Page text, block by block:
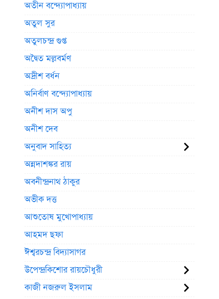
অতীন বন্দ্যোপাধ্যায়
অতুল সুর
অতুলচন্দ্র গুপ্ত
অদ্বৈত মল্লবর্মণ
অদ্রীশ বর্ধন
অনির্বাণ বন্দ্যোপাধ্যায়
অনীশ দাস অপু
অনীশ দেব
অনুবাদ সাহিত্য
অন্নদাশঙ্কর রায়
অবনীন্দ্রনাথ ঠাকুর
অভীক দত্ত
আশুতোষ মুখোপাধ্যায়
আহমদ ছফা
ঈশ্বরচন্দ্র বিদ্যাসাগর
উপেন্দ্রকিশোর রায়চৌধুরী
কাজী নজরুল ইসলাম